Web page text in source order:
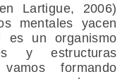
Lartigue, 2006)
mentales yacen
es un organismo
y estructuras
formando